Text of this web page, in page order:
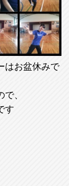
はお盆休みで
、
す